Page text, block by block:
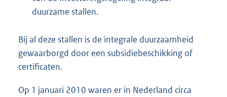
duurzame stallen.
Bij al deze stallen is de integrale duurzaamheid
gewaarborgd door een subsidiebeschikking of
certificaten.
Op 1 januari 2010 waren er in Nederland circa